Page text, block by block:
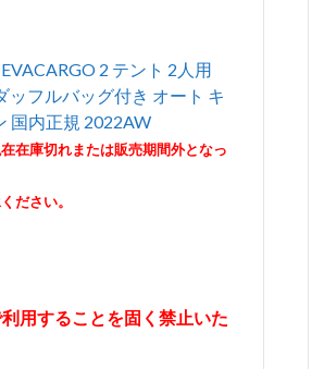
2 テント 2人用
ッフルバッグ付き オート キ
国内正規 2022AW
在庫切れまたは販売期間外となっ
ださい。
用することを固く禁止いた